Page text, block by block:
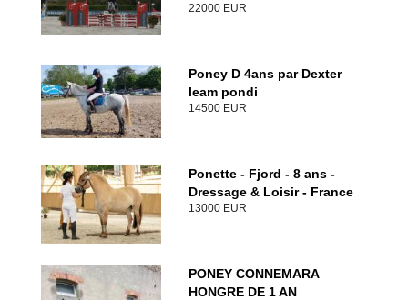
22000 EUR
Poney D 4ans par Dexter
leam pondi
14500 EUR
Ponette - Fjord - 8 ans -
Dressage & Loisir - France
13000 EUR
PONEY CONNEMARA
HONGRE DE 1 AN